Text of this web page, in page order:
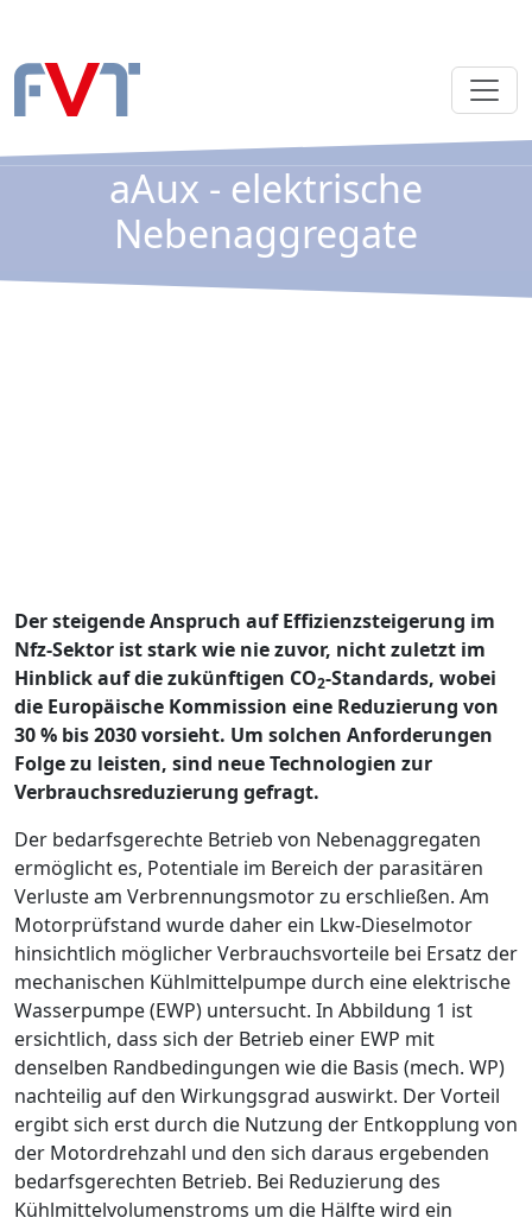
aAux - elektrische
Nebenaggregate
Der steigende Anspruch auf Effizienzsteigerung im
Nfz-Sektor ist stark wie nie zuvor, nicht zuletzt im
Hinblick auf die zukünftigen CO2-Standards, wobei
die Europäische Kommission eine Reduzierung von
30 % bis 2030 vorsieht. Um solchen Anforderungen
Folge zu leisten, sind neue Technologien zur
Verbrauchsreduzierung gefragt.
Der bedarfsgerechte Betrieb von Nebenaggregaten
ermöglicht es, Poten­tiale im Bereich der parasitären
Verluste am Verbrennungsmotor zu er­schließen. Am
Motorprüfstand wurde daher ein Lkw-Dieselmotor
hinsicht­lich möglicher Verbrauchsvorteile bei Ersatz der
mechanischen Kühlmit­telpumpe durch eine elektrische
Wasserpumpe (EWP) untersucht. In Abbil­dung 1 ist
ersichtlich, dass sich der Betrieb einer EWP mit
denselben Randbedingungen wie die Basis (mech. WP)
nachteilig auf den Wirkungs­grad auswirkt. Der Vorteil
ergibt sich erst durch die Nutzung der Entkopp­lung von
der Motordrehzahl und den sich daraus ergebenden
bedarfsge­rechten Betrieb. Bei Reduzierung des
Kühlmittelvolumenstroms um die Hälfte wird ein